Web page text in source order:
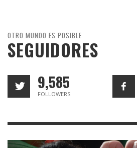
OTRO MUNDO ES POSIBLE
SEGUIDORES
9,585
FOLLOWERS